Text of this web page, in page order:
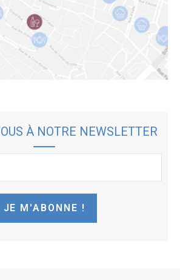
À NOTRE NEWSLETTER